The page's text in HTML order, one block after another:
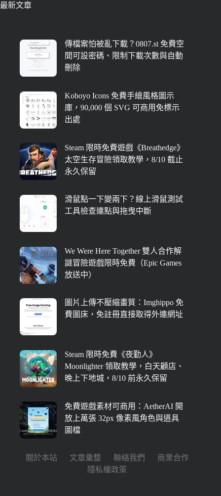
最新文章
傳檔案怕被亂下載？0807.st 免費空
間可設密碼、限制下載次數與自動
刪除
Koboyo Icons 免費手繪風格圖示
庫，90,000 個 SVG 可商用免標示
出處
Steam 限時免費遊戲《Breathedge》
太空生存冒險領取教學，8/10 截止
永久保留
滑鼠點一下變兩下？線上滑鼠測試
工具檢查連點與拖曳中斷
We Were Here Together 雙人合作解
謎冒險遊戲限時免費（Epic Games
放送中）
圖片上傳不壓縮畫質：Imghippo 免
費圖床，免註冊直接取得外連網址
Steam 限時免費《夜勤人》
Moonlighter 領取教學，白天顧店、
晚上下地城，8/10 前永久保留
免費遊戲素材可商用：AetherAI 開
放上萬張 32px 像素風角色與道具
圖檔
關於本站 文章彙整 聯絡我們
商業合作
隱私權政策